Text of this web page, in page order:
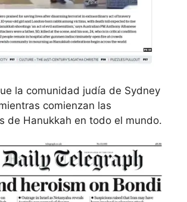
la comunidad judía de Sydney
comienzan las
de Hanukkah en todo el mundo.